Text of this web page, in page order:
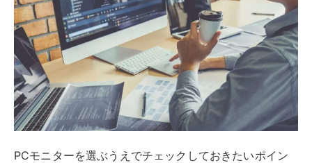
PCモニターを選ぶうえでチェックしておきたいポイン